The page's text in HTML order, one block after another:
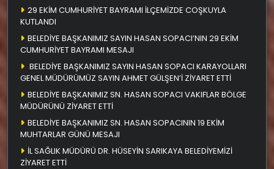
29 EKİM CUMHURİYET BAYRAMI İLÇEMİZDE COŞKUYLA
KUTLANDI
BELEDİYE BAŞKANIMIZ SAYIN HASAN SOPACI’NIN 29 EKİM
CUMHURİYET BAYRAMI MESAJI
BELEDİYE BAŞKANIMIZ SAYIN HASAN SOPACI KARAYOLLARI
GENEL MÜDÜRÜMÜZ SAYIN AHMET GÜLŞEN’İ ZİYARET ETTİ
BELEDİYE BAŞKANIMIZ SN. HASAN SOPACI VAKIFLAR BÖLGE
MÜDÜRÜNÜ ZİYARET ETTİ
BELEDİYE BAŞKANIMIZ SN. HASAN SOPACININ 19 EKİM
MUHTARLAR GÜNÜ MESAJI
İL SAĞLIK MÜDÜRÜ DR. HÜSEYİN SARIKAYA BELEDİYEMİZİ
ZİYARET ETTİ